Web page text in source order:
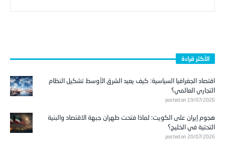
الأكثر قراءة
اقتصاد الجغرافيا السياسية: كيف يعيد الشرق الأوسط تشكيل النظام
التجاري العالمي؟
posted on 19/07/2026
هجوم إيران على الكويت: لماذا فتحت طهران جبهة الاقتصاد والبنية
التحتية في الخليج؟
posted on 20/07/2026